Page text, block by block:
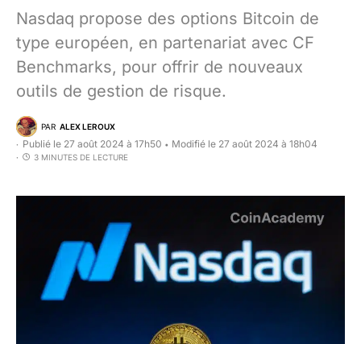
Nasdaq propose des options Bitcoin de
type européen, en partenariat avec CF
Benchmarks, pour offrir de nouveaux
outils de gestion de risque.
PAR ALEX LEROUX
Publié le 27 août 2024 à 17h50 • Modifié le 27 août 2024 à 18h04
3 MINUTES DE LECTURE